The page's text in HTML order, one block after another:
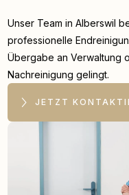
Unser Team in Alberswil
professionelle
Übergabe an Verwaltung
Nachreinigung gelingt.
JETZT